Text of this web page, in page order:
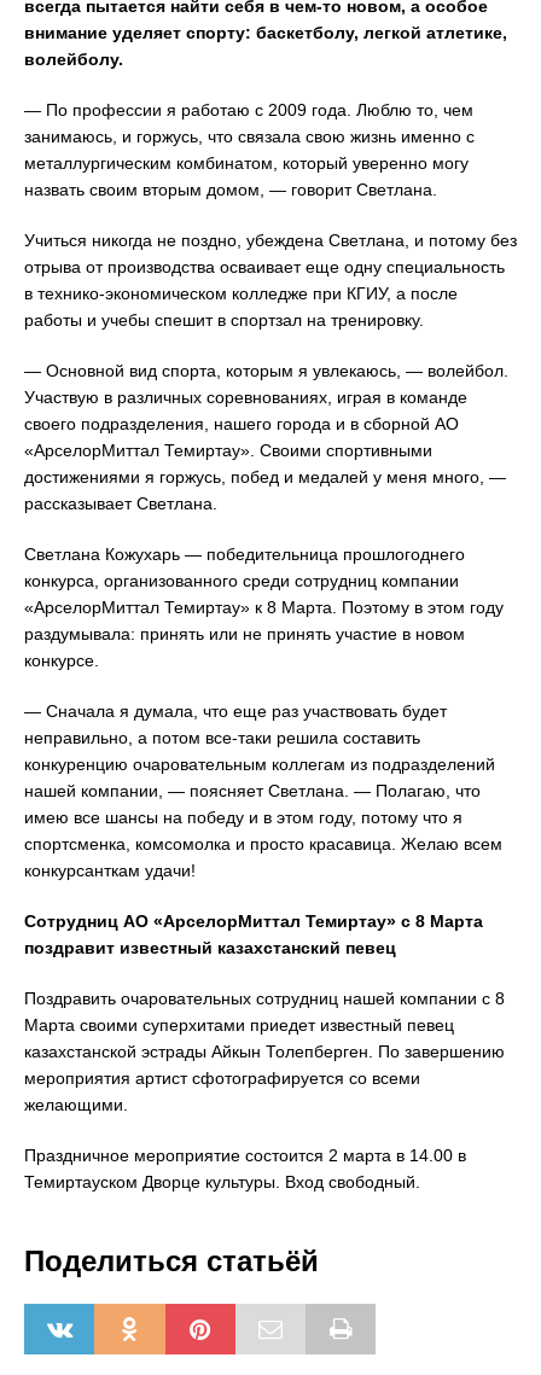
всегда пытается найти себя в чем-то новом, а особое
внимание уделяет спорту: баскетболу, легкой атлетике,
волейболу.
— По профессии я работаю с 2009 года. Люблю то, чем
занимаюсь, и горжусь, что связала свою жизнь именно с
металлургическим комбинатом, который уверенно могу
назвать своим вторым домом, — говорит Светлана.
Учиться никогда не поздно, убеждена Светлана, и потому без
отрыва от производства осваивает еще одну специальность
в технико-экономическом колледже при КГИУ, а после
работы и учебы спешит в спортзал на тренировку.
— Основной вид спорта, которым я увлекаюсь, — волейбол.
Участвую в различных соревнованиях, играя в команде
своего подразделения, нашего города и в сборной АО
«АрселорМиттал Темиртау». Своими спортивными
достижениями я горжусь, побед и медалей у меня много, —
рассказывает Светлана.
Светлана Кожухарь — победительница прошлогоднего
конкурса, организованного среди сотрудниц компании
«АрселорМиттал Темиртау» к 8 Марта. Поэтому в этом году
раздумывала: принять или не принять участие в новом
конкурсе.
— Сначала я думала, что еще раз участвовать будет
неправильно, а потом все-таки решила составить
конкуренцию очаровательным коллегам из подразделений
нашей компании, — поясняет Светлана. — Полагаю, что
имею все шансы на победу и в этом году, потому что я
спортсменка, комсомолка и просто красавица. Желаю всем
конкурсанткам удачи!
Сотрудниц АО «АрселорМиттал Темиртау» с 8 Марта
поздравит известный казахстанский певец
Поздравить очаровательных сотрудниц нашей компании с 8
Марта своими суперхитами приедет известный певец
казахстанской эстрады Айкын Толепберген. По завершению
мероприятия артист сфотографируется со всеми
желающими.
Праздничное мероприятие состоится 2 марта в 14.00 в
Темиртауском Дворце культуры. Вход свободный.
Поделиться статьёй